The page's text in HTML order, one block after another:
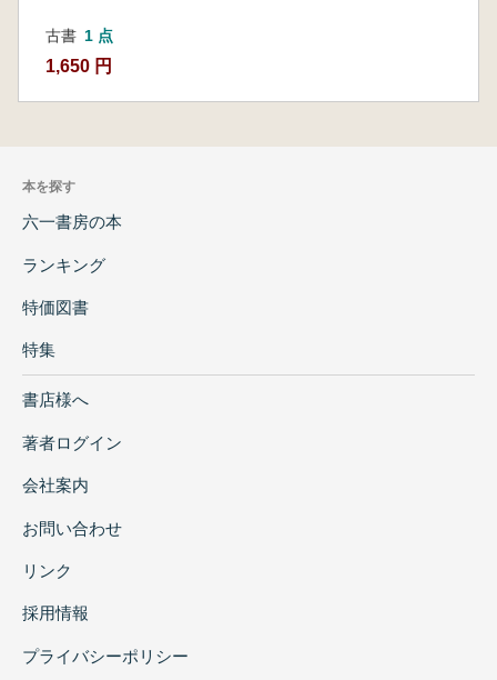
古書 1 点
1,650 円
本を探す
六一書房の本
ランキング
特価図書
特集
書店様へ
著者ログイン
会社案内
お問い合わせ
リンク
採用情報
プライバシーポリシー